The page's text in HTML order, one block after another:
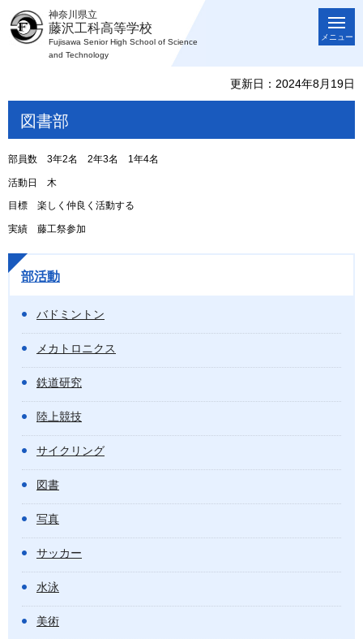
神奈川県立
藤沢工科高等学校
Fujisawa Senior High School of Science
and Technology
メニュー
更新日：2024年8月19日
図書部
部員数 3年2名 2年3名 1年4名
活動日 木
目標 楽しく仲良く活動する
実績 藤工祭参加
部活動
バドミントン
メカトロニクス
鉄道研究
陸上競技
サイクリング
図書
写真
サッカー
水泳
美術